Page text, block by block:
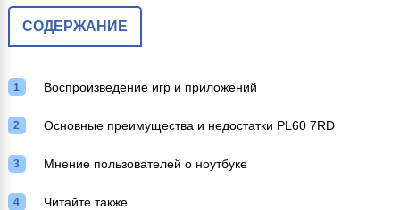
СОДЕРЖАНИЕ
Воспроизведение игр и приложений
Основные преимущества и недостатки PL60 7RD
Мнение пользователей о ноутбуке
Читайте также